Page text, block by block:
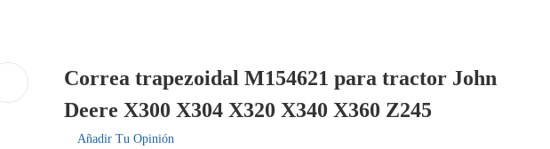
Correa trapezoidal M154621 para tractor John
Deere X300 X304 X320 X340 X360 Z245
Añadir Tu Opinión